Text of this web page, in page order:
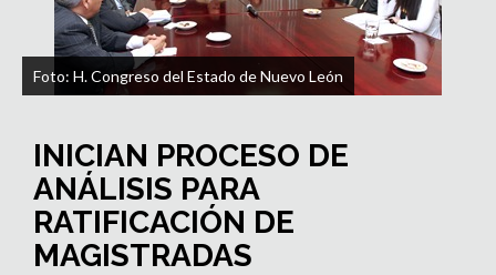
Foto: H. Congreso del Estado de Nuevo León
INICIAN PROCESO DE
ANÁLISIS PARA
RATIFICACIÓN DE
MAGISTRADAS